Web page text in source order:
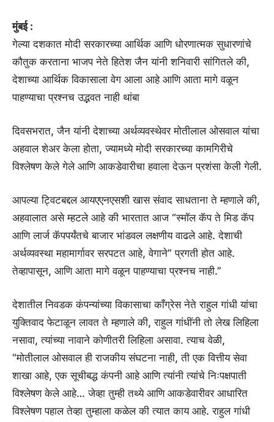
मुंबई :
गेल्या दशकात मोदी सरकारच्या आर्थिक आणि धोरणात्मक सुधारणांचे
कौतुक करताना भाजप नेते हितेश जैन यांनी शनिवारी सांगितले की,
देशाच्या आर्थिक विकासाला वेग आला आहे आणि आता मागे वळून
पाहण्याचा प्रश्नच उद्भवत नाही थांबा
दिवसभरात, जैन यांनी देशाच्या अर्थव्यवस्थेवर मोतीलाल ओसवाल यांचा
अहवाल शेअर केला होता, ज्यामध्ये मोदी सरकारच्या कामगिरीचे
विश्लेषण केले गेले आणि आकडेवारीचा हवाला देऊन प्रशंसा केली गेली.
आपल्या ट्विटबद्दल आयएएनएसशी खास संवाद साधताना ते म्हणाले की,
अहवालात असे म्हटले आहे की भारतात आज “स्मॉल कॅप ते मिड कॅप
आणि लार्ज कॅपपर्यंतचे बाजार भांडवल लक्षणीय वाढले आहे. देशाची
अर्थव्यवस्था महामार्गावर सरपटत आहे, वेगाने” प्रगती होत आहे.
तेव्हापासून, आणि आता मागे वळून पाहण्याचा प्रश्नच नाही.”
देशातील निवडक कंपन्यांच्या विकासाचा काँग्रेस नेते राहुल गांधी यांचा
युक्तिवाद फेटाळून लावत ते म्हणाले की, राहुल गांधींनी तो लेख लिहिला
नसावा, त्यांच्या नावाने कोणीतरी लिहिला असावा. त्याच वेळी,
“मोतीलाल ओसवाल ही राजकीय संघटना नाही, ती एक वित्तीय सेवा
शाखा आहे, एक सूचीबद्ध कंपनी आहे आणि त्यांनी त्यांचे निःपक्षपाती
विश्लेषण केले आहे… जेव्हा तुम्ही तथ्ये आणि आकडेवारीवर आधारित
विश्लेषण पहाल तेव्हा तुम्हाला कळेल की त्यात काय आहे. राहुल गांधी